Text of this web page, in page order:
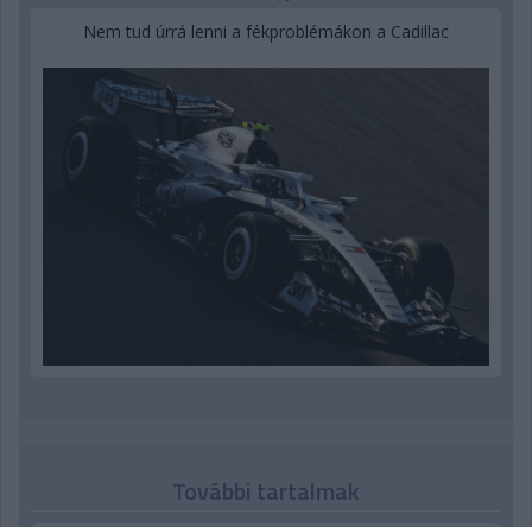
Nem tud úrrá lenni a fékproblémákon a Cadillac
További tartalmak